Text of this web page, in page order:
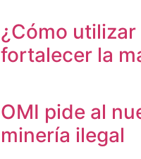
¿Cómo
fortalecer la
OMI pide al
minería ilegal